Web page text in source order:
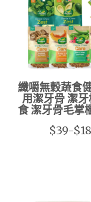
纖嚼無穀蔬食
用潔牙骨 潔
食 潔牙骨毛掌
$39-